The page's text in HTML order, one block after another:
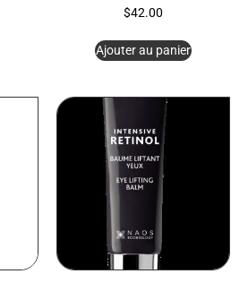
$42.00
Ajouter au panier